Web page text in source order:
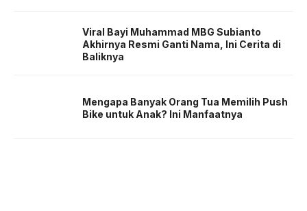
Viral Bayi Muhammad MBG Subianto
Akhirnya Resmi Ganti Nama, Ini Cerita di
Baliknya
Mengapa Banyak Orang Tua Memilih Push
Bike untuk Anak? Ini Manfaatnya